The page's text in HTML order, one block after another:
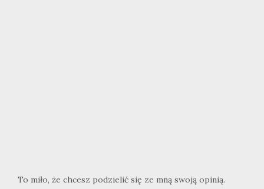
To miło, że chcesz podzielić się ze mną swoją opinią.